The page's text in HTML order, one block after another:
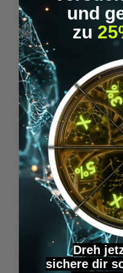
Microdosing Guide
29,95 €*
Produktgalerie
Similar Items
und
zu
Dreh
sichere dir